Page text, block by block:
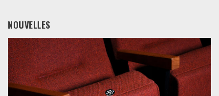
NOUVELLES